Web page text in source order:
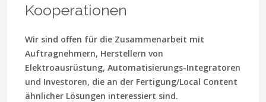
Kooperationen
Wir sind offen für die Zusammenarbeit mit
Auftragnehmern, Herstellern von
Elektroausrüstung, Automatisierungs-Integratoren
und Investoren, die an der Fertigung/Local Content
ähnlicher Lösungen interessiert sind.